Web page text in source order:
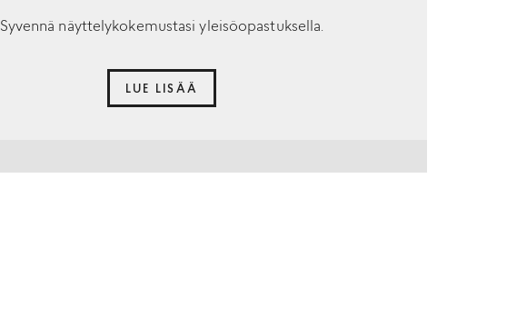
Syvennä näyttelykokemustasi yleisöopastuksella.
LUE LISÄÄ